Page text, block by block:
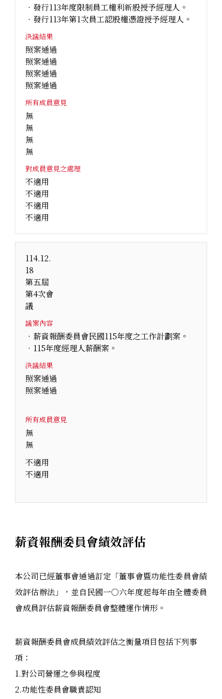
．發行113年度限制員工權利新股授予經理人。
．發行113年第1次員工認股權憑證授予經理人。
決議結果
照案通過
照案通過
照案通過
照案通過
所有成員意見
無
無
無
無
對成員意見之處理
不適用
不適用
不適用
不適用
114.12.
18
第五屆
第4次會
議
議案內容
．薪資報酬委員會民國115年度之工作計劃案。
．115年度經理人薪酬案。
決議結果
照案通過
照案通過
所有成員意見
無
無
不適用
不適用
薪資報酬委員會績效評估
本公司已經董事會通過訂定「董事會暨功能性委員會績
效評估辦法」，並自民國一○六年度起每年由全體委員
會成員評估薪資報酬委員會整體運作情形。
薪資報酬委員會成員績效評估之衡量項目包括下列事
項：
1.對公司營運之參與程度
2.功能性委員會職責認知